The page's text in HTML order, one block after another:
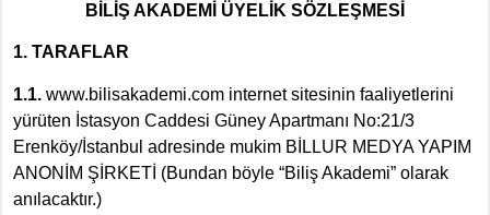
BİLİŞ AKADEMİ ÜYELİK SÖZLEŞMESİ
1. TARAFLAR
1.1. www.bilisakademi.com internet sitesinin faaliyetlerini
yürüten İstasyon Caddesi Güney Apartmanı No:21/3
Erenköy/İstanbul adresinde mukim BİLLUR MEDYA YAPIM
ANONİM ŞİRKETİ (Bundan böyle “Biliş Akademi” olarak
anılacaktır.)